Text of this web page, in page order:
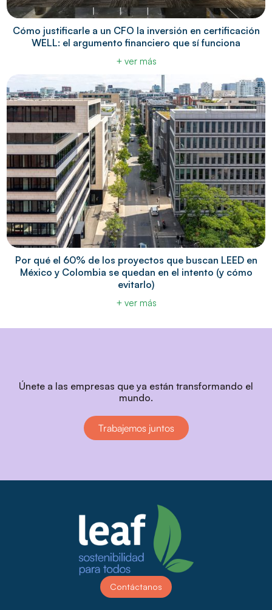
Cómo justificarle a un CFO la inversión en certificación
WELL: el argumento financiero que sí funciona
+ ver más
Por qué el 60% de los proyectos que buscan LEED en
México y Colombia se quedan en el intento (y cómo
evitarlo)
+ ver más
Únete a las empresas que ya están transformando el
mundo.
Trabajemos juntos
Contáctanos